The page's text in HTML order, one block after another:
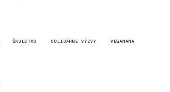
ŠKOLSTVO SOLIDÁRNE VÝZVY VEGANANA